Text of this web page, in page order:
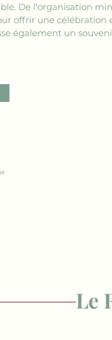
De l'organisation
offrir une célébration
également un
Le